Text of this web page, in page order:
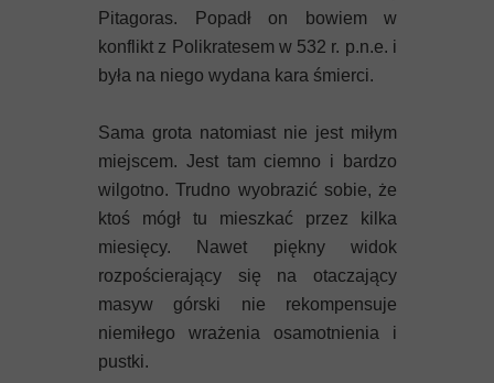
Pitagoras. Popadł on bowiem w
konflikt z Polikratesem w 532 r. p.n.e. i
była na niego wydana kara śmierci.
Sama grota natomiast nie jest miłym
miejscem. Jest tam ciemno i bardzo
wilgotno. Trudno wyobrazić sobie, że
ktoś mógł tu mieszkać przez kilka
miesięcy. Nawet piękny widok
rozpościerający się na otaczający
masyw górski nie rekompensuje
niemiłego wrażenia osamotnienia i
pustki.